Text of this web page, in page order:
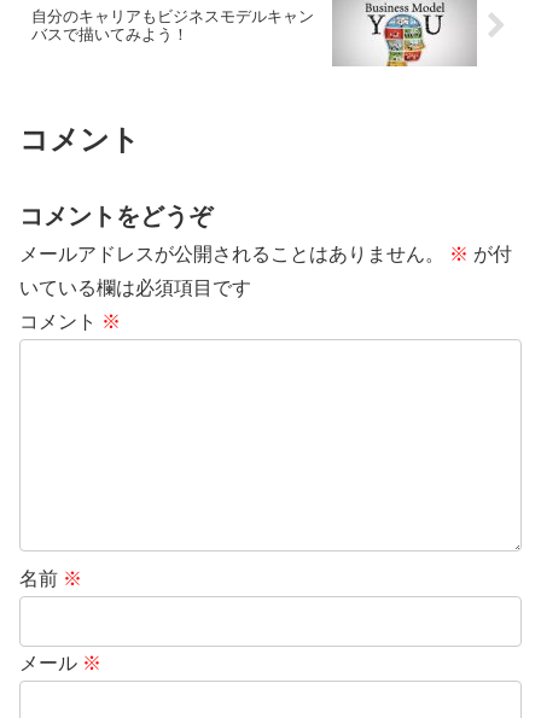
自分のキャリアもビジネスモデルキャン
バスで描いてみよう！
コメント
コメントをどうぞ
メールアドレスが公開されることはありません。 ※ が付
いている欄は必須項目です
コメント ※
名前 ※
メール ※